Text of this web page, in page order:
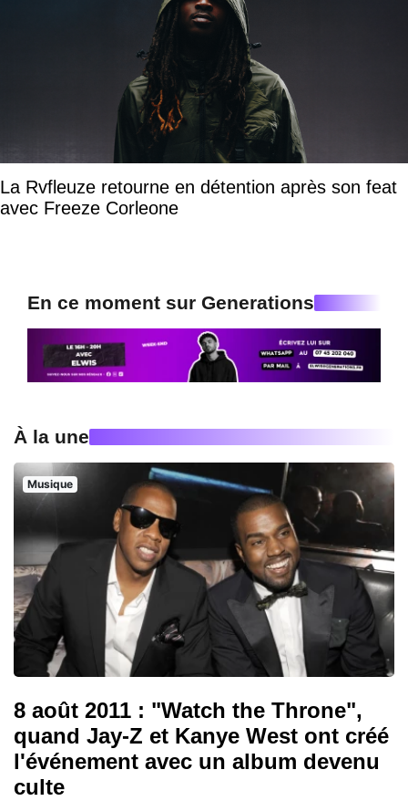
La Rvfleuze retourne en détention après son feat
avec Freeze Corleone
En ce moment sur Generations
À la une
Musique
8 août 2011 : "Watch the Throne",
quand Jay-Z et Kanye West ont créé
l'événement avec un album devenu
culte